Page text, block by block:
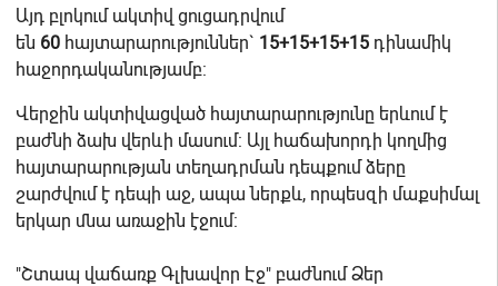
Այդ բլոկում ակտիվ ցուցադրվում
են 60 հայտարարություններ` 15+15+15+15 դինամիկ
հաջորդականությամբ:
Վերջին ակտիվացված հայտարարությունը երևում է
բաժնի ձախ վերևի մասում: Այլ հաճախորդի կողմից
հայտարարության տեղադրման դեպքում ձերը
շարժվում է դեպի աջ, ապա ներքև, որպեսզի մաքսիմալ
երկար մնա առաջին էջում:
"Շտապ վաճառք Գլխավոր Էջ" բաժնում Ձեր